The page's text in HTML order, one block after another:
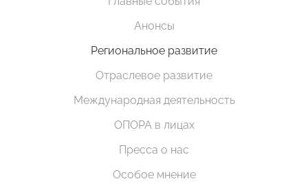
Анонсы
Региональное развитие
Отраслевое развитие
Международная деятельность
ОПОРА в лицах
Пресса о нас
Особое мнение